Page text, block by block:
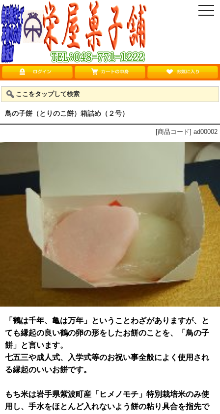
ここをタップして検索
鳥の子餅（とりのこ餅）箱詰め（２号）
[商品コード] ad00002
「鶴は千年、亀は万年」ということわざがありますが、と
ても縁起の良い鶴の卵の形をしたお餅のことを、「鳥の子
餅」と言います。
七五三や成人式、入学式等のお祝い事全般によく使用され
る縁起のいいお餅です。
もち米は岩手県紫波町産「ヒメノモチ」特別栽培米のみ使
用し、手水をほとんど入れないよう餅の粘り具合を指先で